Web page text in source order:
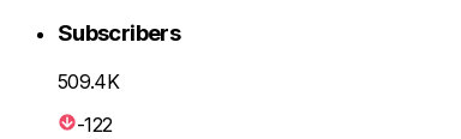
Subscribers
509.4K
-122